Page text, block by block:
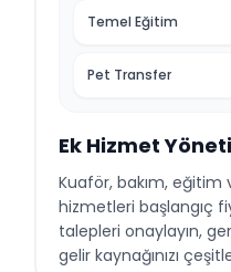
Temel Eğitim
Pet Transfer
Ek Hizmet
Kuaför, bakım,
hizmetleri başlangıç
talepleri onaylayın,
gelir kaynağınızı